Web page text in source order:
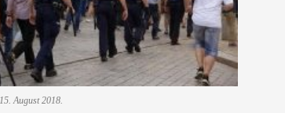
August 2018.